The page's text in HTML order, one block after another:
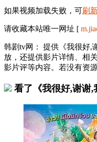
如果视频加载失败，可刷
请收藏本站唯一网址 [
韩剧tv网： 提供《我很好,
放，还提供影片详情、相
影片评等内容。若没有资
看了《我很好,谢谢